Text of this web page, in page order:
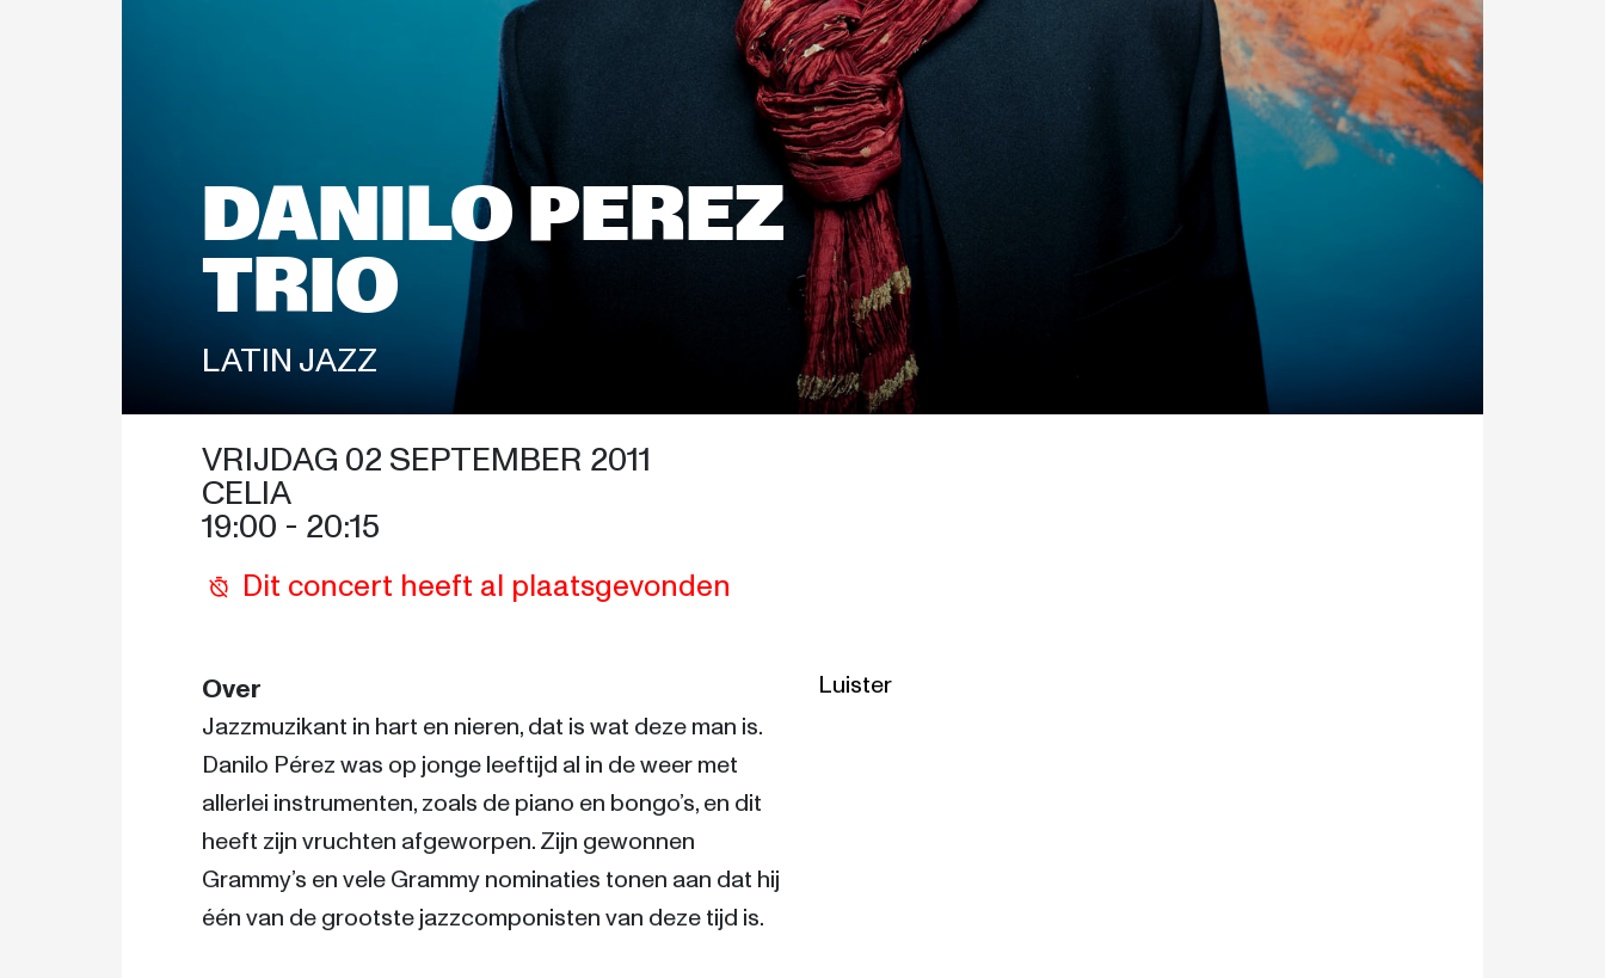
DANILO PEREZ
TRIO
LATIN JAZZ
VRIJDAG 02 SEPTEMBER 2011
CELIA
19:00 - 20:15
Dit concert heeft al plaatsgevonden
Over
Jazzmuzikant in hart en nieren, dat is wat deze man is.
Danilo Pérez was op jonge leeftijd al in de weer met
allerlei instrumenten, zoals de piano en bongo’s, en dit
heeft zijn vruchten afgeworpen. Zijn gewonnen
Grammy’s en vele Grammy nominaties tonen aan dat hij
één van de grootste jazzcomponisten van deze tijd is.
Luister